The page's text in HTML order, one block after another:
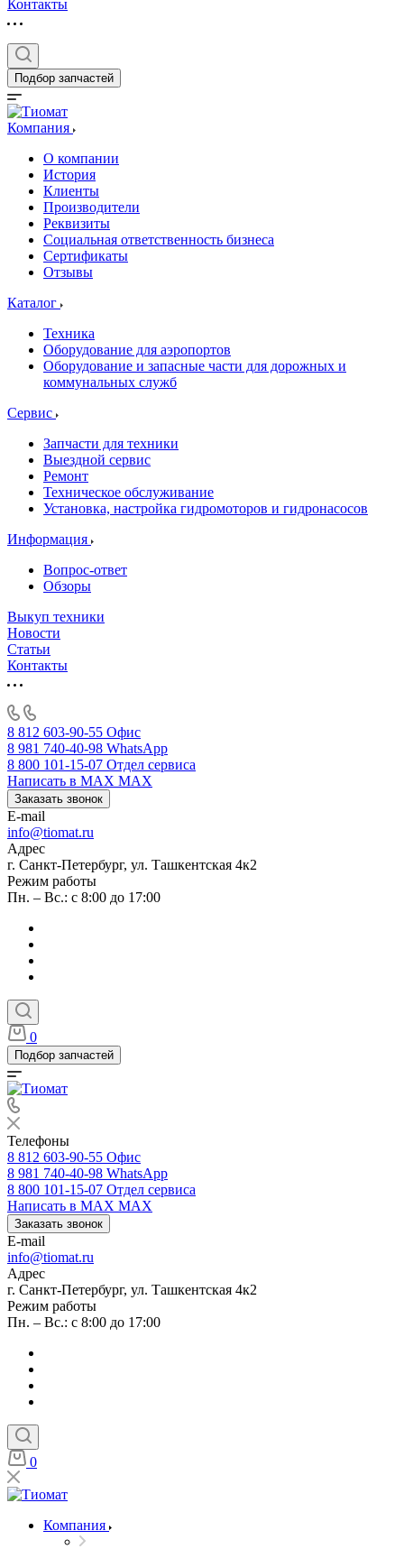
Контакты
Подбор запчастей
Компания
О компании
История
Клиенты
Производители
Реквизиты
Социальная ответственность бизнеса
Сертификаты
Отзывы
Каталог
Техника
Оборудование для аэропортов
Оборудование и запасные части для дорожных и
коммунальных служб
Сервис
Запчасти для техники
Выездной сервис
Ремонт
Техническое обслуживание
Установка, настройка гидромоторов и гидронасосов
Информация
Вопрос-ответ
Обзоры
Выкуп техники
Новости
Статьи
Контакты
8 812 603-90-55 Офис
8 981 740-40-98 WhatsApp
8 800 101-15-07 Отдел сервиса
Написать в MAX MAX
Заказать звонок
E-mail
info@tiomat.ru
Адрес
г. Санкт-Петербург, ул. Ташкентская 4к2
Режим работы
Пн. – Вс.: с 8:00 до 17:00
0
Подбор запчастей
Телефоны
8 812 603-90-55 Офис
8 981 740-40-98 WhatsApp
8 800 101-15-07 Отдел сервиса
Написать в MAX MAX
Заказать звонок
E-mail
info@tiomat.ru
Адрес
г. Санкт-Петербург, ул. Ташкентская 4к2
Режим работы
Пн. – Вс.: с 8:00 до 17:00
0
Компания